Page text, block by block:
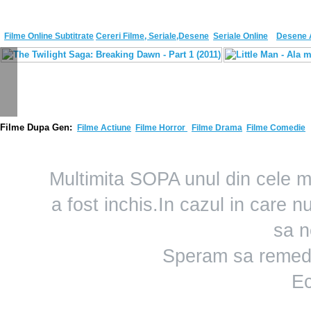
Filme Online Subtitrate Cereri Filme, Seriale,Desene Seriale Online Desene
Filme Dupa Gen: Filme Actiune Filme Horror Filme Drama Filme Comedie
Multimita SOPA unul din cele
a fost inchis.In cazul in care
sa
Speram sa